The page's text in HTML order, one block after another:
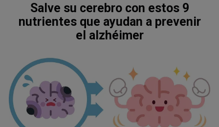
Salve su cerebro con estos 9
nutrientes que ayudan a prevenir
el alzhéimer